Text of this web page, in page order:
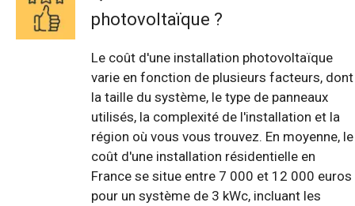
photovoltaïque ?
Le coût d'une installation photovoltaïque
varie en fonction de plusieurs facteurs, dont
la taille du système, le type de panneaux
utilisés, la complexité de l'installation et la
région où vous vous trouvez. En moyenne, le
coût d'une installation résidentielle en
France se situe entre 7 000 et 12 000 euros
pour un système de 3 kWc, incluant les